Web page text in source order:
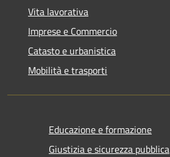
Vita lavorativa
Imprese e Commercio
Catasto e urbanistica
Mobilità e trasporti
Educazione e formazione
Giustizia e sicurezza pubblica